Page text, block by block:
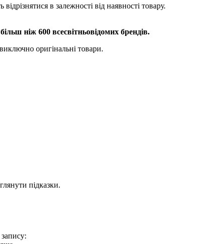
в залежності від наявності товару.
ніж 600 всесвітньовідомих брендів.
оригінальні товари.
підказки.